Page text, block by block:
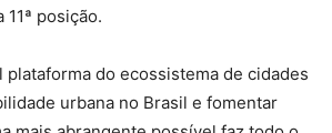
posição.
plataforma do ecossistema de cidades
urbana no Brasil e fomentar